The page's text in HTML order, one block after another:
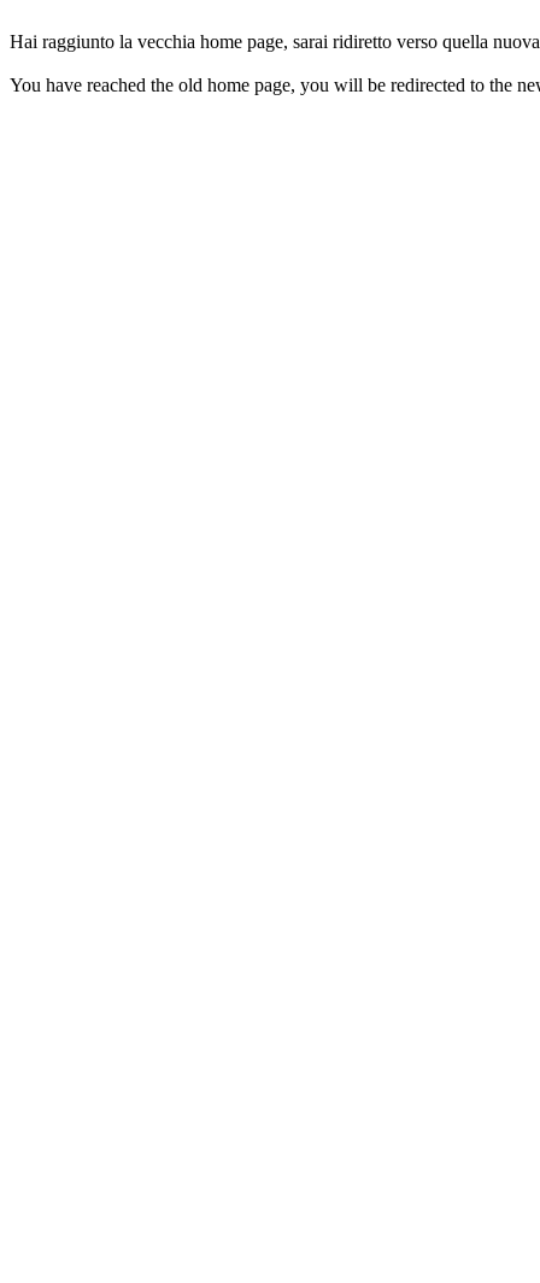
Hai raggiunto la vecchia home page, sarai ridiretto verso quella
You have reached the old home page, you will be redirected to the